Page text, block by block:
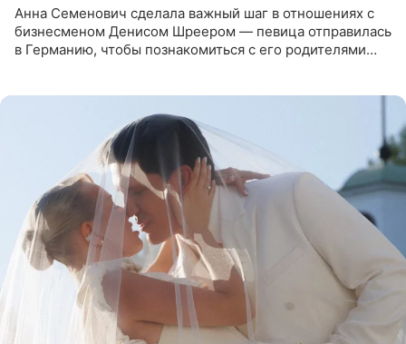
Анна Семенович сделала важный шаг в отношениях с
бизнесменом Денисом Шреером — певица отправилась
в Германию, чтобы познакомиться с его родителями